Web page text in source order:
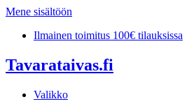
Mene sisältöön
Ilmainen toimitus 100€ tilauksissa
Tavarataivas.fi
Valikko